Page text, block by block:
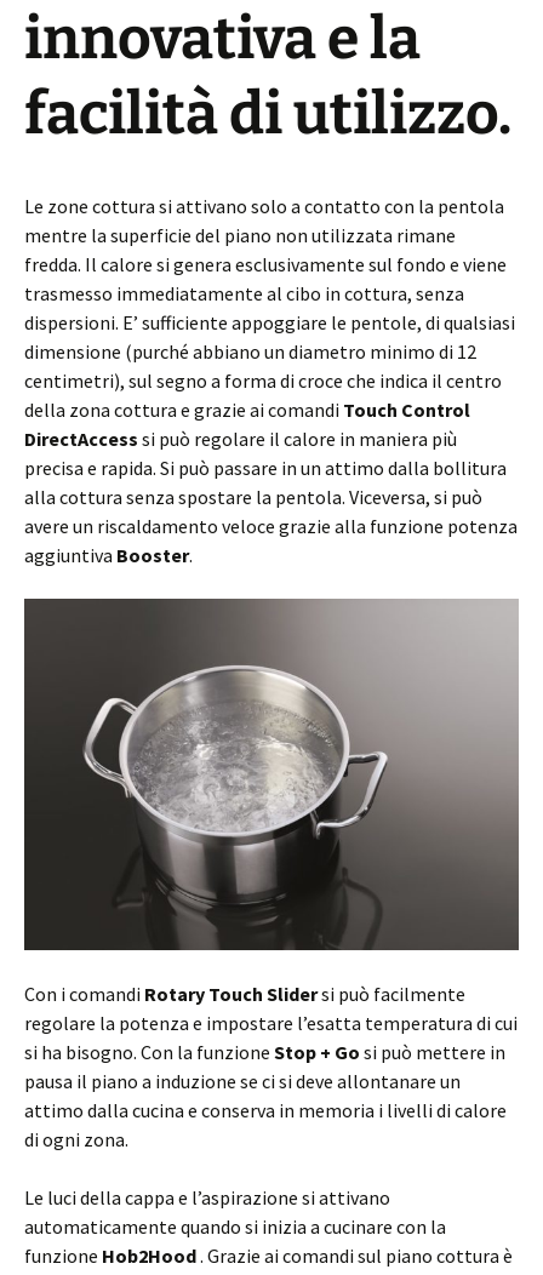
innovativa e la
facilità di utilizzo.
Le zone cottura si attivano solo a contatto con la pentola
mentre la superficie del piano non utilizzata rimane
fredda. Il calore si genera esclusivamente sul fondo e viene
trasmesso immediatamente al cibo in cottura, senza
dispersioni. E’ sufficiente appoggiare le pentole, di qualsiasi
dimensione (purché abbiano un diametro minimo di 12
centimetri), sul segno a forma di croce che indica il centro
della zona cottura e grazie ai comandi Touch Control
DirectAccess si può regolare il calore in maniera più
precisa e rapida. Si può passare in un attimo dalla bollitura
alla cottura senza spostare la pentola. Viceversa, si può
avere un riscaldamento veloce grazie alla funzione potenza
aggiuntiva Booster.
Con i comandi Rotary Touch Slidersi può facilmente
regolare la potenza e impostare l’esatta temperatura di cui
si ha bisogno. Con la funzione Stop + Go si può mettere in
pausa il piano a induzione se ci si deve allontanare un
attimo dalla cucina e conserva in memoria i livelli di calore
di ogni zona.
Le luci della cappa e l’aspirazione si attivano
automaticamente quando si inizia a cucinare con la
funzione Hob2Hood. Grazie ai comandi sul piano cottura è